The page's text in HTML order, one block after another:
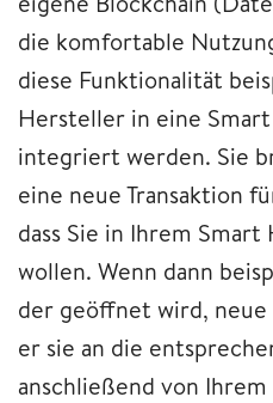
die komfortable
diese Funktionalität
Hersteller in eine
integriert werden. Sie
eine neue Transaktion
dass Sie in Ihrem
wollen. Wenn dann
der geöffnet wird,
er sie an die
anschließend von